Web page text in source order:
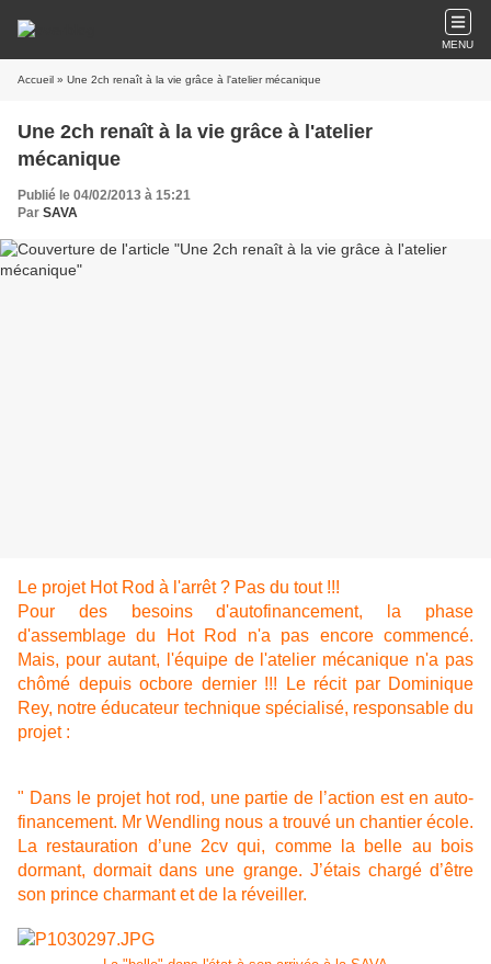
MENU
Accueil » Une 2ch renaît à la vie grâce à l'atelier mécanique
Une 2ch renaît à la vie grâce à l'atelier
mécanique
Publié le 04/02/2013 à 15:21
Par SAVA
Le projet Hot Rod à l'arrêt ? Pas du tout !!!
Pour des besoins d'autofinancement, la phase
d'assemblage du Hot Rod n'a pas encore commencé.
Mais, pour autant, l'équipe de l'atelier mécanique n'a pas
chômé depuis ocbore dernier !!! Le récit par Dominique
Rey, notre éducateur technique spécialisé, responsable du
projet :
" Dans le projet hot rod, une partie de l’action est en auto-
financement. Mr Wendling nous a trouvé un chantier école.
La restauration d’une 2cv qui, comme la belle au bois
dormant, dormait dans une grange. J’étais chargé d’être
son prince charmant et de la réveiller.